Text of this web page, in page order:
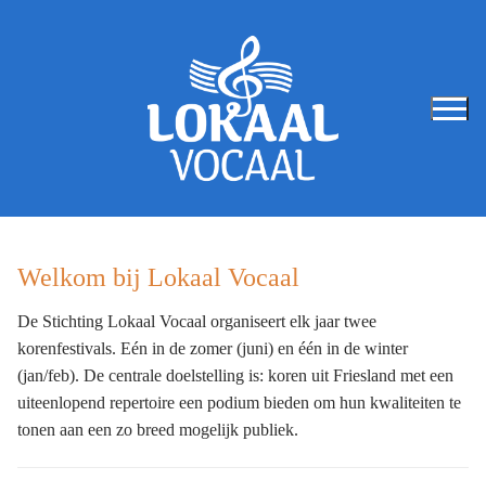
Welkom bij Lokaal Vocaal
De Stichting Lokaal Vocaal organiseert elk jaar twee
korenfestivals. Eén in de zomer (juni) en één in de winter
(jan/feb). De centrale doelstelling is: koren uit Friesland met een
uiteenlopend repertoire een podium bieden om hun kwaliteiten te
tonen aan een zo breed mogelijk publiek.